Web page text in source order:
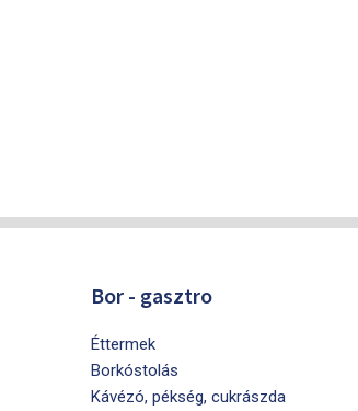
Bor - gasztro
Éttermek
Borkóstolás
Kávézó, pékség, cukrászda